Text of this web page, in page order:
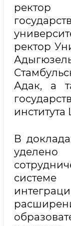
ректор
Адак, а
В
уделено
системе